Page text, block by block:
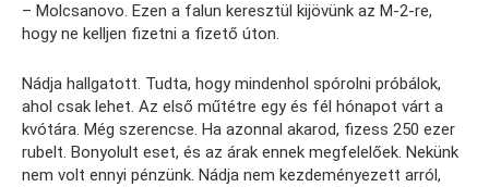
– Molcsanovo. Ezen a falun keresztül kijövünk az M-2-re,
hogy ne kelljen fizetni a fizető úton.
Nádja hallgatott. Tudta, hogy mindenhol spórolni próbálok,
ahol csak lehet. Az első műtétre egy és fél hónapot várt a
kvótára. Még szerencse. Ha azonnal akarod, fizess 250 ezer
rubelt. Bonyolult eset, és az árak ennek megfelelőek. Nekünk
nem volt ennyi pénzünk. Nádja nem kezdeményezett arról,